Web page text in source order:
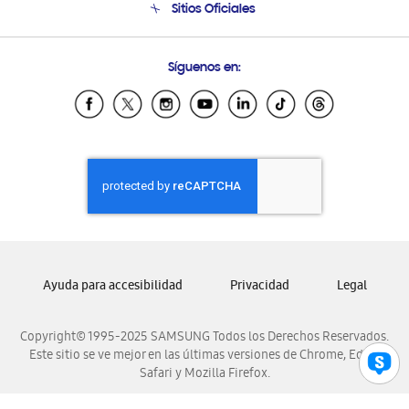
Condiciones de Compra
Soporte vía eMail
Sitios Oficiales
Samsung Ecuador
Samsung El Salvador
Samsung Honduras
Samsung Nicaragua
Samsung Panamá
Samsung Venezuela
Síguenos en:
Copyright© 1995-2025 SAMSUNG Todos los Derechos Reservados.
Este sitio se ve mejor en las últimas versiones de Chrome, Edge,
Safari y Mozilla Firefox.
Ayuda para accesibilidad Privacidad Legal